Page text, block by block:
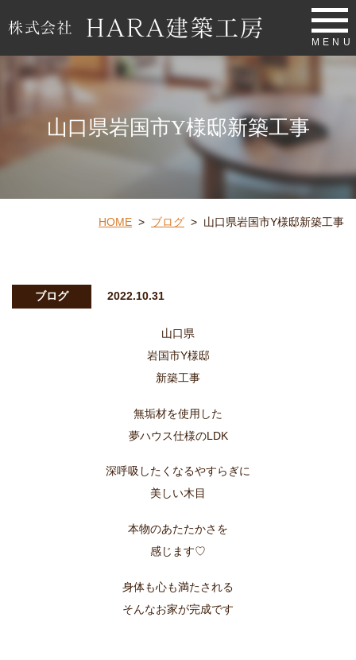
MENU
山口県岩国市Y様邸新築工事
HOME > ブログ > 山口県岩国市Y様邸新築工事
ブログ 2022.10.31
山口県
岩国市Y様邸
新築工事
無垢材を使用した
夢ハウス仕様のLDK
深呼吸したくなるやすらぎに
美しい木目
本物のあたたかさを
感じます♡
身体も心も満たされる
そんなお家が完成です